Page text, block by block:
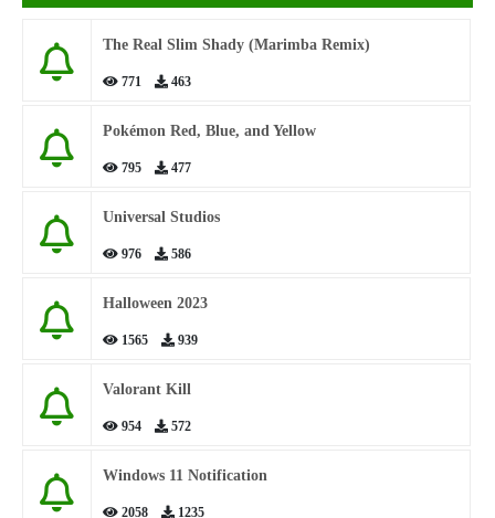
The Real Slim Shady (Marimba Remix)
771 463
Pokémon Red, Blue, and Yellow
795 477
Universal Studios
976 586
Halloween 2023
1565 939
Valorant Kill
954 572
Windows 11 Notification
2058 1235